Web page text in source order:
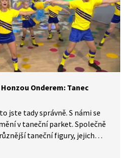
Onderem: Tanec
jste tady správně. S námi se
v taneční parket. Společně
taneční figury, jejich